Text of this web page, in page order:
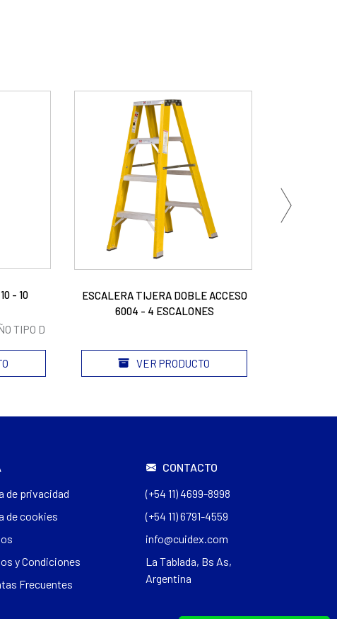
- 10
TIPO D
ESCALERA TIJERA DOBLE ACCESO
6004 - 4 ESCALONES
VER PRODUCTO
de privacidad
de cookies
y Condiciones
Frecuentes
CONTACTO
(+54 11) 4699-8998
(+54 11) 6791-4559
info@cuidex.com
La Tablada, Bs As,
Argentina